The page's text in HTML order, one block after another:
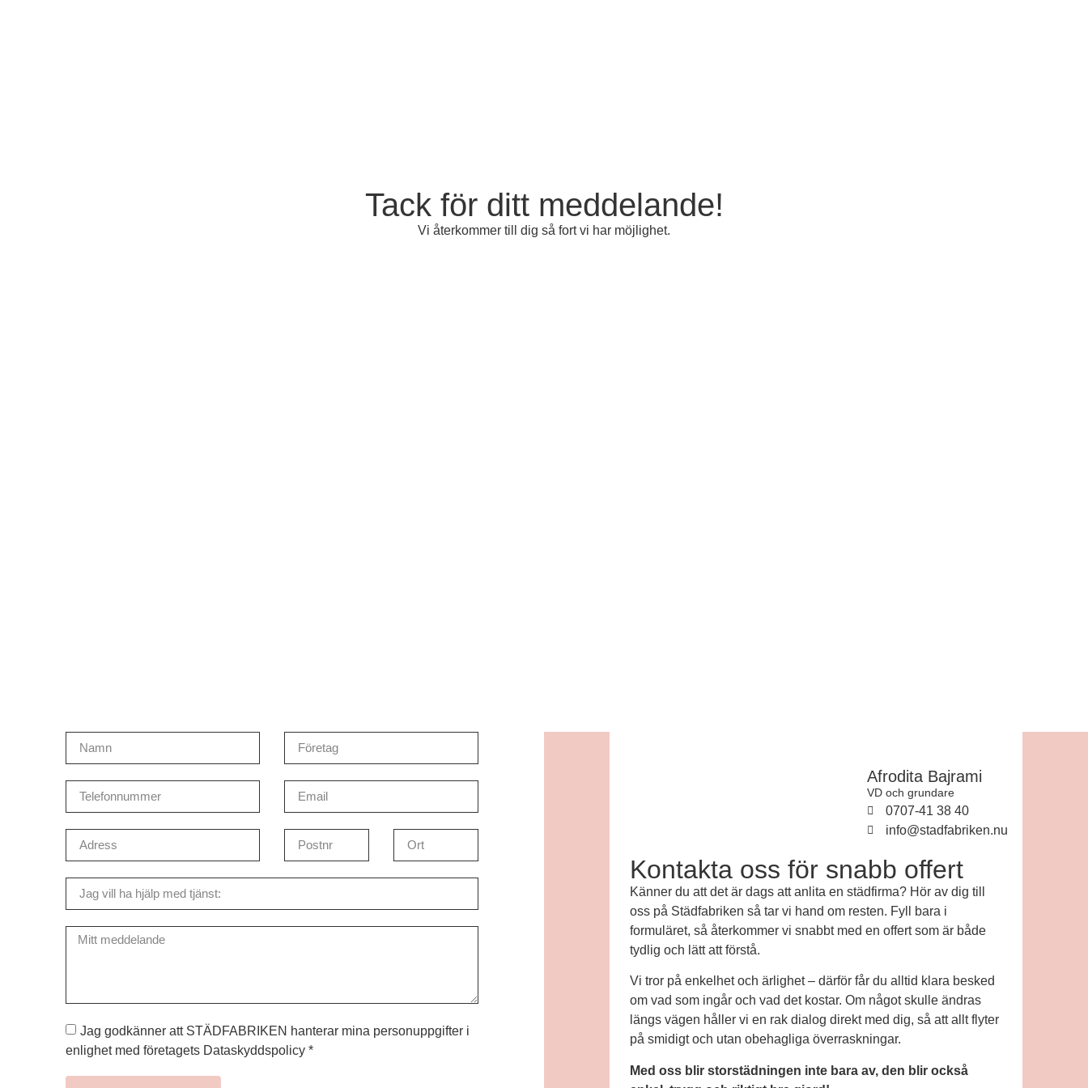
Tack för ditt meddelande!
Vi återkommer till dig så fort vi har möjlighet.
Jag godkänner att STÄDFABRIKEN hanterar mina personuppgifter i
enlighet med företagets Dataskyddspolicy *
Afrodita Bajrami
VD och grundare
0707-41 38 40
info@stadfabriken.nu
Kontakta oss för snabb offert
Känner du att det är dags att anlita en städfirma? Hör av dig till
oss på Städfabriken så tar vi hand om resten. Fyll bara i
formuläret, så återkommer vi snabbt med en offert som är både
tydlig och lätt att förstå.
Vi tror på enkelhet och ärlighet – därför får du alltid klara besked
om vad som ingår och vad det kostar. Om något skulle ändras
längs vägen håller vi en rak dialog direkt med dig, så att allt flyter
på smidigt och utan obehagliga överraskningar.
Med oss blir storstädningen inte bara av, den blir också